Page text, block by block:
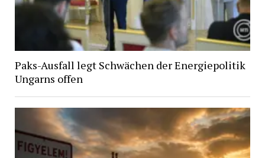
Paks-Ausfall legt Schwächen der Energiepolitik
Ungarns offen